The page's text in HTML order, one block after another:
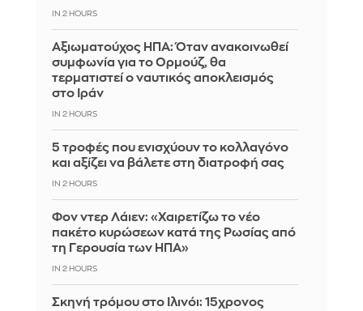
IN 2 HOURS
Αξιωματούχος ΗΠΑ: Όταν ανακοινωθεί
συμφωνία για το Ορμούζ, θα
τερματιστεί ο ναυτικός αποκλεισμός
στο Ιράν
IN 2 HOURS
5 τροφές που ενισχύουν το κολλαγόνο
και αξίζει να βάλετε στη διατροφή σας
IN 2 HOURS
Φον ντερ Λάιεν: «Χαιρετίζω το νέο
πακέτο κυρώσεων κατά της Ρωσίας από
τη Γερουσία των ΗΠΑ»
IN 2 HOURS
Σκηνή τρόμου στο Ιλινόι: 15χρονος